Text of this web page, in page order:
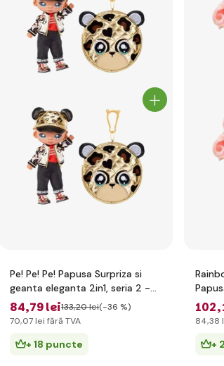
Pe! Pe! Pe! Papusa Surpriza si
geanta eleganta 2in1, seria 2 -
Gianni Wilde
84,79 lei133,20 lei(-36 %)
70,07 lei fără TVA
+ 18 puncte
102
84,38
+